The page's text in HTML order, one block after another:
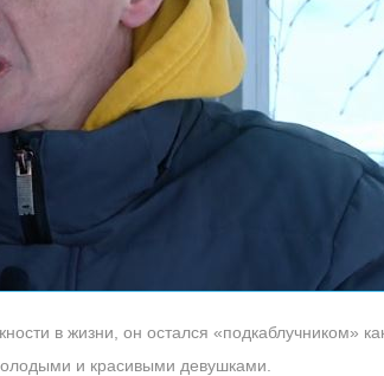
в жизни, он остался «подкаблучником»
и красивыми девушками.